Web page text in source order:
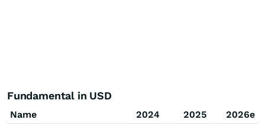
Fundamental in USD
Name 2024 2025
2026e